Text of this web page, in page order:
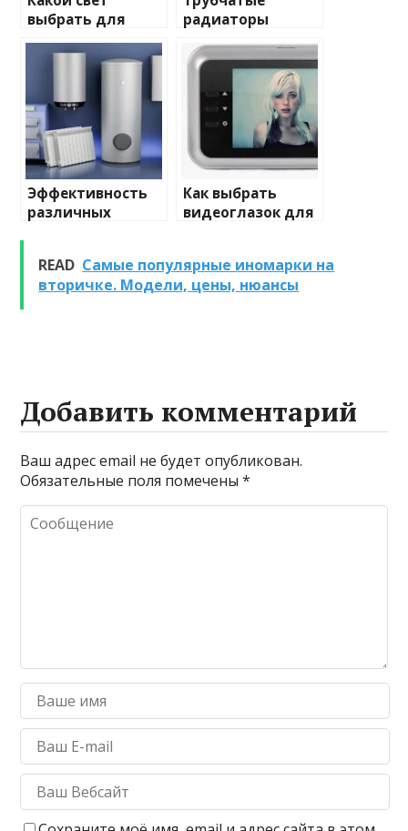
выбрать для
домашнего
освещения
радиаторы
и характеристики
Эффективность
различных
очистке и
промывке котлов
Как выбрать
видеоглазок для
READ Самые популярные иномарки на
вторичке. Модели, цены, нюансы
Добавить комментарий
Ваш адрес email не будет опубликован.
Обязательные поля помечены*